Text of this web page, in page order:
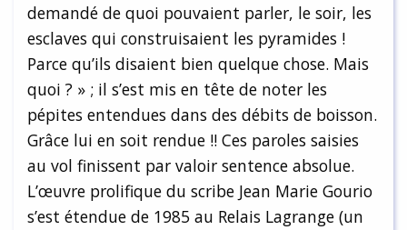
demandé de quoi pouvaient parler, le soir, les
esclaves qui construisaient les pyramides !
Parce qu’ils disaient bien quelque chose. Mais
quoi ? » ; il s’est mis en tête de noter les
pépites entendues dans des débits de boisson.
Grâce lui en soit rendue !! Ces paroles saisies
au vol finissent par valoir sentence absolue.
L’œuvre prolifique du scribe Jean Marie Gourio
s’est étendue de 1985 au Relais Lagrange (un